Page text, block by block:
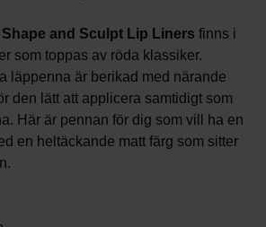
Shape and Sculpt Lip Liners finns i
som toppas av röda klassiker.
läppenna är berikad med närande
den lätt att applicera samtidigt som
Här är pennan för dig som vill ha en
en heltäckande matt färg som sitter